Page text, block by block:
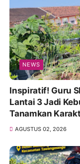
NEWS
Inspiratif! Guru
Lantai 3 Jadi
Tanamkan
AGUSTUS 02, 2026